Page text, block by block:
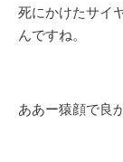
死にかけたサイ
んですね。
ああー猿顔で良